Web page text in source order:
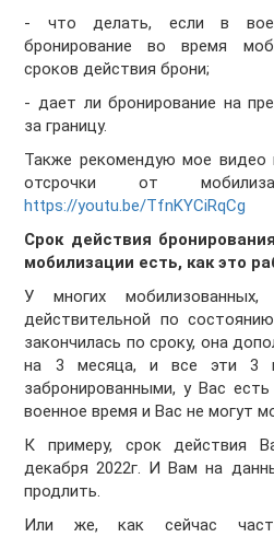
- что делать, если в
бронирование во время
сроков действия брони;
- дает ли бронирование на
за границу.
Также рекомендую мое видео
отсрочки от
https://youtu.be/TfnKYCiRqCg
Срок действия
мобилизации есть, как это
У многих
действительной по
закончилась по сроку, она
на 3 месяца, и все эти 3
забронированными, у Вас
военное время и Вас не могут
К примеру, срок действия
декабря 2022г. И Вам на
продлить.
Или же, как сейчас